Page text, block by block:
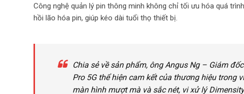
Công nghệ quản lý pin thông minh không chỉ tối ưu hóa quá
hồi lão hóa pin, giúp kéo dài tuổi thọ thiết bị.
Chia sẻ về sản phẩm, ông Angus Ng – Giám
Pro 5G thể hiện cam kết của thương hiệu trong
màn hình mượt mà và sắc nét, vi xử lý